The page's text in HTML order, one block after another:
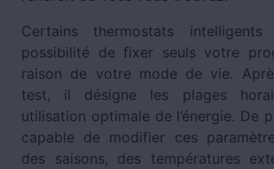
Certains thermostats
possibilité de fixer seuls votre
raison de votre mode de vie.
test, il désigne les plages
utilisation optimale de l’énergie. De
capable de modifier ces
des saisons, des températures